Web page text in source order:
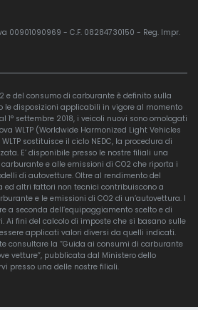
00901090969 - C.F. 08284730150 - Reg. Impr.
e del consumo di carburante è definito sulla
le disposizioni applicabili in vigore al momento
1° settembre 2018, i veicoli nuovi sono omologati
WLTP (Worldwide Harmonized Light Vehicles
sostituisce il ciclo NEDC, la procedura di
E’ disponibile presso le nostre filiali una
e alle emissioni di CO2 che riporta i
di autovetture. Oltre al rendimento del
ed altri fattori non tecnici contribuiscono a
e le emissioni di CO2 di un’autovettura. I
a seconda dell’equipaggiamento scelto e di
Ai fini del calcolo di imposte che si basano sulle
applicati valori diversi da quelli indicati.
consultare la “Guida ai consumi di carburante
vetture”, pubblicata dal Ministero dello
presso una delle nostre filiali.